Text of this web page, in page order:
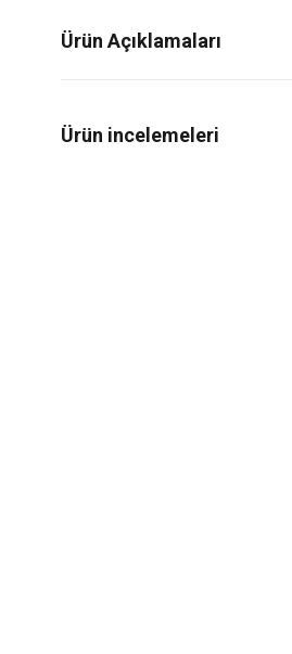
Ürün Açıklamaları